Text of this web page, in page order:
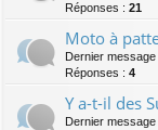
Réponses : 21
Moto à
Dernier
Réponses : 4
Y a-t-il des
Dernier